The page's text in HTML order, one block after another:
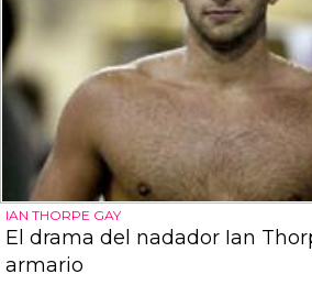
IAN THORPE GAY
El drama del nadador Ian
armario